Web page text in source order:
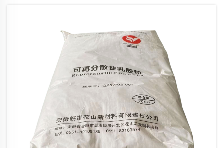
verdanken ihre innenraumspezifischen ...